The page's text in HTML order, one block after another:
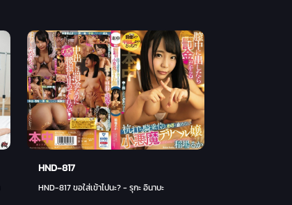
HND-817
HND-817 ขอใส่เข้าไปนะ? - รุกะ อินาบะ